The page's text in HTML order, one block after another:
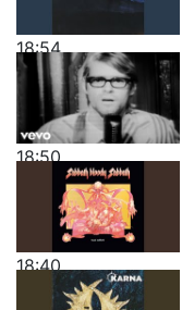
18:54
18:50
18:40